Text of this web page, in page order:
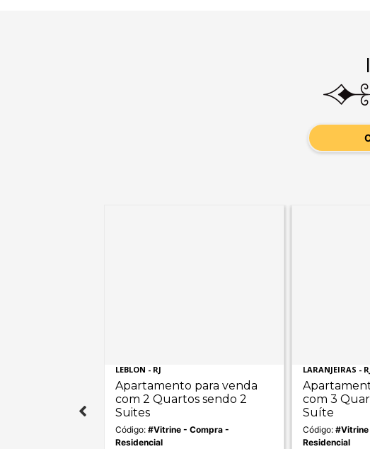
LEBLON - RJ
Apartamento para venda
com 2 Quartos sendo 2
Suites
Código: #Vitrine - Compra -
Residencial
LARANJEIRAS -
com 3
Suíte
Código: #Vitrine
Residencial